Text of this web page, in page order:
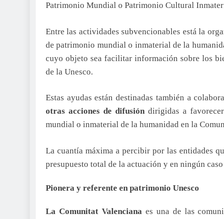
Patrimonio Mundial o Patrimonio Cultural
Entre las actividades subvencionables está la
de patrimonio mundial o inmaterial de la
cuyo objeto sea facilitar información sobre los
de la Unesco.
Estas ayudas están destinadas también a
otras acciones de difusión dirigidas a
mundial o inmaterial de la humanidad en la
La cuantía máxima a percibir por las entidades
presupuesto total de la actuación y en ningún
Pionera y referente en patrimonio Unesco
La Comunitat Valenciana es una de las